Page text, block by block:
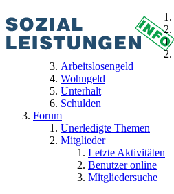
Arbeitslosengeld
Wohngeld
Unterhalt
Schulden
Forum
Unerledigte Themen
Mitglieder
Letzte Aktivitäten
Benutzer online
Mitgliedersuche